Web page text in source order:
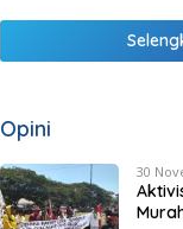
Opini
30